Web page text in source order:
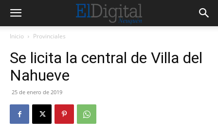
Inicio Provinciales
Se licita la central de Villa del
Nahueve
25 de enero de 2019